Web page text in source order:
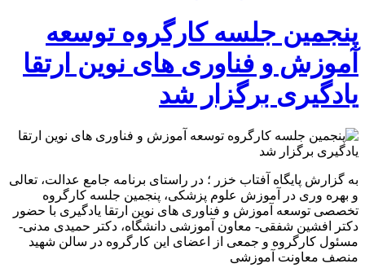
پنجمین جلسه کارگروه توسعه
آموزش و فناوری های نوین ارتقا
یادگیری برگزار شد
به گزارش پایگاه آفتاب خزر ؛ در راستای برنامه جامع عدالت، تعالی
و بهره وری در آموزش علوم پزشکی، پنجمین جلسه کارگروه
تخصصی توسعه آموزش و فناوری های نوین ارتقا یادگیری با حضور
دکتر افشین شفقی- معاون آموزشی دانشگاه، دکتر حمیدی مدنی-
مسئول کارگروه و جمعی از اعضای این کارگروه در سالن شهید
منصف معاونت آموزشی